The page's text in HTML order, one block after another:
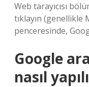
Web tarayıcısı
tıklayın (genellikle
penceresinde,
Google
nasıl